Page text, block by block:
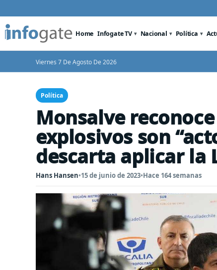
Home Infogate TV Nacional Política
Viernes 7 De Agosto De 2026
Política
Monsalve
explosivos son
descarta aplicar la
Hans Hansen•15 de junio de 2023•Hace 164 semanas